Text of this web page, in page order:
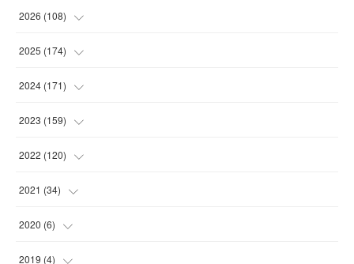
2026 (108)
(6)
(15
(15
(13
2025 (174)
(14
(14
(15
(15
2024 (171)
(13
(13
(15
(
2023 (159)
(14
(14 )
(
(
2022 (120)
(14 )
( 13
(
2021 (34)
( )
( )
2020 (6)
( )
2019 (4)